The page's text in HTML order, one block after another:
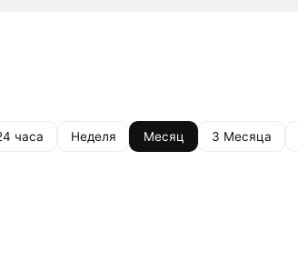
часа Неделя Месяц 3 Месяца